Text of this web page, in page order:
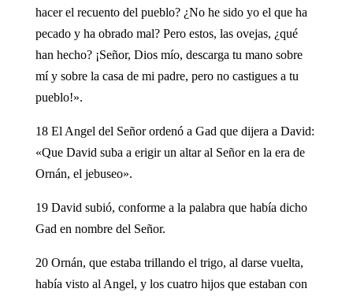
hacer el recuento del pueblo? ¿No he sido yo el que ha
pecado y ha obrado mal? Pero estos, las ovejas, ¿qué
han hecho? ¡Señor, Dios mío, descarga tu mano sobre
mí y sobre la casa de mi padre, pero no castigues a tu
pueblo!».
18 El Angel del Señor ordenó a Gad que dijera a David:
«Que David suba a erigir un altar al Señor en la era de
Ornán, el jebuseo».
19 David subió, conforme a la palabra que había dicho
Gad en nombre del Señor.
20 Ornán, que estaba trillando el trigo, al darse vuelta,
había visto al Angel, y los cuatro hijos que estaban con